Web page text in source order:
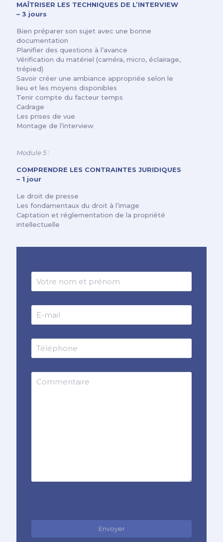
MAÎTRISER LES TECHNIQUES DE L’INTERVIEW
– 3 jours
Bien préparer son sujet avec une bonne
documentation
Planifier des questions à l’avance
Vérification du matériel (caméra, micro, éclairage,
trépied)
Savoir créer une ambiance appropriée selon le
lieu et les moyens disponibles
Tenir compte du facteur temps
Cadrage
Les prises de vue
Montage de l’interview
Module 5 :
COMPRENDRE LES CONTRAINTES JURIDIQUES
– 1 jour
Le droit de presse
Les fondamentaux du droit à l’image
Captation et réglementation de la propriété
intellectuelle